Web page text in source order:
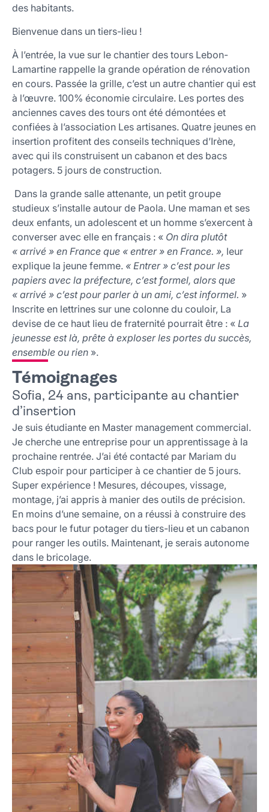
des habitants.
Bienvenue dans un tiers-lieu !
À l’entrée, la vue sur le chantier des tours Lebon-
Lamartine rappelle la grande opération de rénovation
en cours. Passée la grille, c’est un autre chantier qui est
à l’œuvre. 100% économie circulaire. Les portes des
anciennes caves des tours ont été démontées et
confiées à l’association Les artisanes. Quatre jeunes en
insertion profitent des conseils techniques d’Irène,
avec qui ils construisent un cabanon et des bacs
potagers. 5 jours de construction.
Dans la grande salle attenante, un petit groupe
studieux s’installe autour de Paola. Une maman et ses
deux enfants, un adolescent et un homme s’exercent à
converser avec elle en français : « On dira plutôt
« arrivé » en France que « entrer » en France. », leur
explique la jeune femme. « Entrer » c’est pour les
papiers avec la préfecture, c’est formel, alors que
« arrivé » c’est pour parler à un ami, c’est informel. »
Inscrite en lettrines sur une colonne du couloir, La
devise de ce haut lieu de fraternité pourrait être : « La
jeunesse est là, prête à exploser les portes du succès,
ensemble ou rien ».
Témoignages
Sofia, 24 ans, participante au chantier
d’insertion
Je suis étudiante en Master management commercial.
Je cherche une entreprise pour un apprentissage à la
prochaine rentrée. J’ai été contacté par Mariam du
Club espoir pour participer à ce chantier de 5 jours.
Super expérience ! Mesures, découpes, vissage,
montage, j’ai appris à manier des outils de précision.
En moins d’une semaine, on a réussi à construire des
bacs pour le futur potager du tiers-lieu et un cabanon
pour ranger les outils. Maintenant, je serais autonome
dans le bricolage.